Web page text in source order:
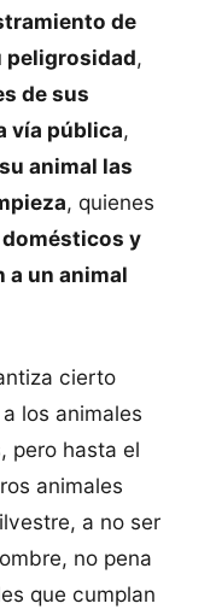
de
peligrosidad,
de sus
vía pública,
animal las
, quienes
y
a un animal
cierto
los animales
pero hasta el
animales
a no ser
no pena
que cumplan